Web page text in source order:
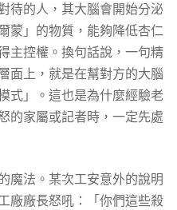
待的人，其大腦會開始分泌
蒙」的物質，能夠降低杏仁
主控權。換句話說，一句精
面上，就是在幫對方的大腦
式」。這也是為什麼經驗老
的家屬或記者時，一定先處
魔法。某次工安意外的說明
廠廠長怒吼：「你們這些殺